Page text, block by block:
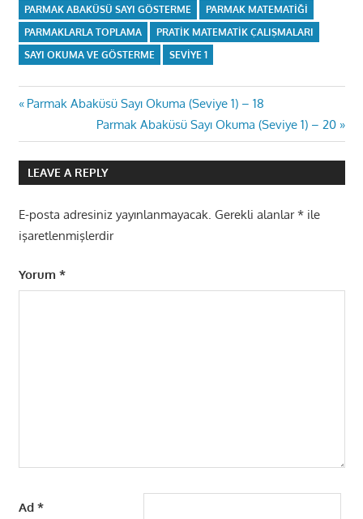
PARMAK ABAKÜSÜ SAYI GÖSTERME
PARMAK MATEMATIĞI
PARMAKLARLA TOPLAMA
PRATIK MATEMATIK ÇALIŞMALARI
SAYI OKUMA VE GÖSTERME
SEVIYE 1
Yazı
gezinmesi
Previous
Parmak Abaküsü Sayı Okuma (Seviye 1) – 18
Next
Post:
Parmak Abaküsü Sayı Okuma (Seviye 1) – 20
LEAVE A REPLY
E-posta adresiniz yayınlanmayacak. Gerekli alanlar*ile
işaretlenmişlerdir
Yorum *
Ad *